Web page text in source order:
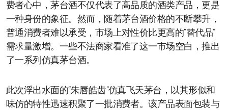
费者心中，茅台酒不仅代表了高品质的酒类产品，更是
一种身份的象征。然而，随着茅台酒价格的不断攀升，
普通消费者难以承受，市场上对性价比更高的“替代品”
需求量激增。一些不法商家看准了这一市场空白，推出
了一系列仿真茅台酒。
此次浮出水面的“朱唇皓齿”仿真飞天茅台，以其形似和
味仿的特性迅速积聚了一批消费者。该产品表面包装与